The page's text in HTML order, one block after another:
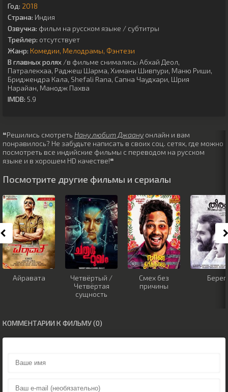
Год: 2018
Страна: Индия
Озвучка: фильм на русском языке / субтитры
Трейлер: отсутствует
Жанр: Комедии Мелодрамы Фэнтези
В главных ролях /в фильме снимались: Абхай Деол,
Патралекхаа, Раджеш Шарма, Химани Шивпури, Маню Риши,
Бриджендра Кала, Shefali Rana, Сапна Чаудхари, Шрия
Нарайан, Манодж Пахва
IMDB: 5.9
❝Решились смотреть Нану любит Джаану онлайн и вам
понравилось? Не забудьте написать в своих соц. сетях, где можно
посмотреть все индийские фильмы с переводом на русском
языке и в хорошем HD качестве!❝
Посмотрите другие фильмы и сериалы
Айравата
Четвёртый /
Четвёртая
сущность
Смех без
причины
Берег
КОММЕНТАРИИ К ФИЛЬМУ (0)